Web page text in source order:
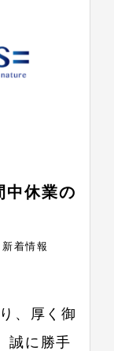
中休業の
新着情報
、厚く御
誠に勝手